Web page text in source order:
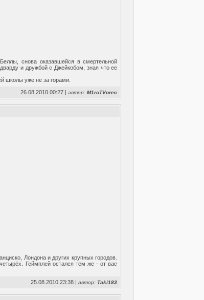
снова оказавшейся в смертельной
и дружбой с Джейкобом, зная что ее
школы уже не за горами.
26.08.2010 00:27 |автор:M1roTVorec
Лондона и других крупных городов.
Геймплей остался тем же - от вас
25.08.2010 23:38 |автор:Taki183